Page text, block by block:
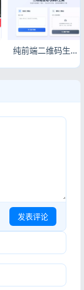
纯前端二维码生成解析工具_无后端二维码源码_Tailwind响应式在线二维码工具
发表评论